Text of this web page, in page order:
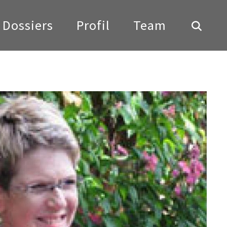
Dossiers Profil Team